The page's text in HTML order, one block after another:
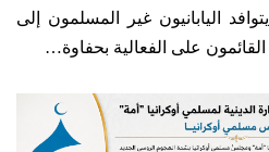
اليابانيون غير المسلمون إلى
على الفعالية بحفاوة…